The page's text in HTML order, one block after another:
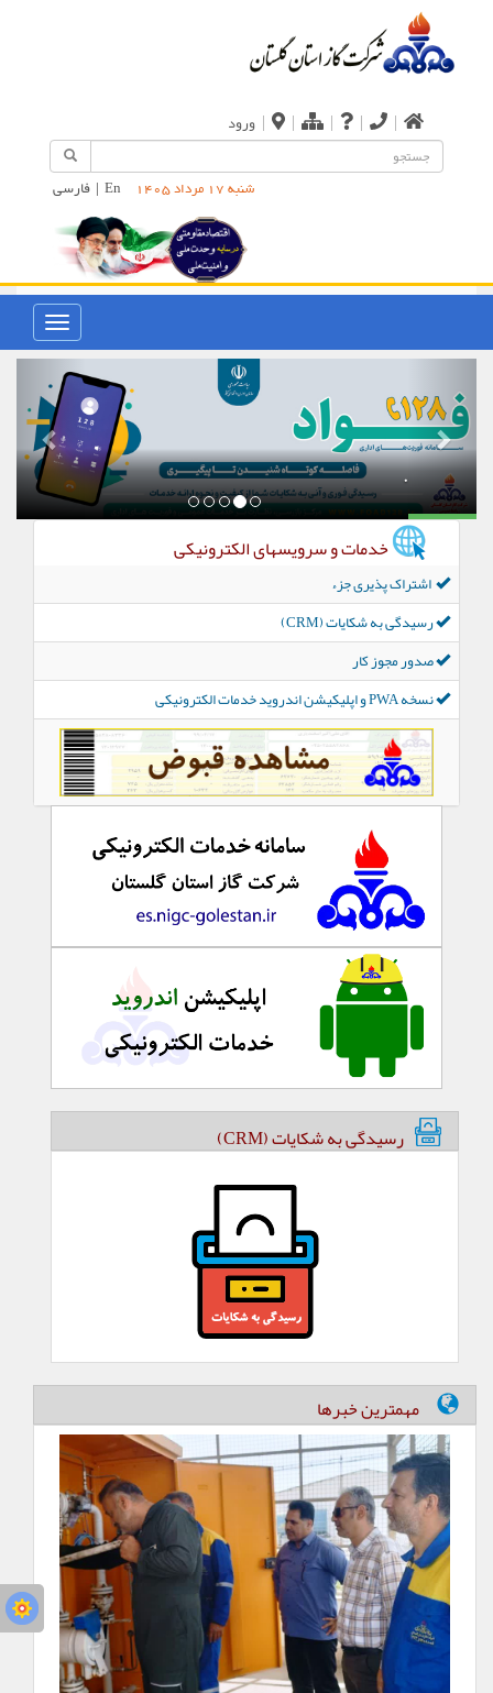
|
|
|
|
| ورود
شنبه 17 مرداد 1405 En
| فارسی
.
خدمات و سرویسهای الکترونیکی
اشتراک پذیری جزء
رسیدگی به شکایات (CRM)
صدور مجوز کار
نسخه PWA و اپلیکیشن اندروید خدمات الکترونیکی
رسیدگی به شکایات (CRM)
مهمترین خبرها